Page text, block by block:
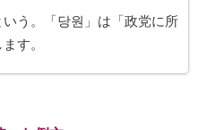
いう。「당원」は「政党に所
す。